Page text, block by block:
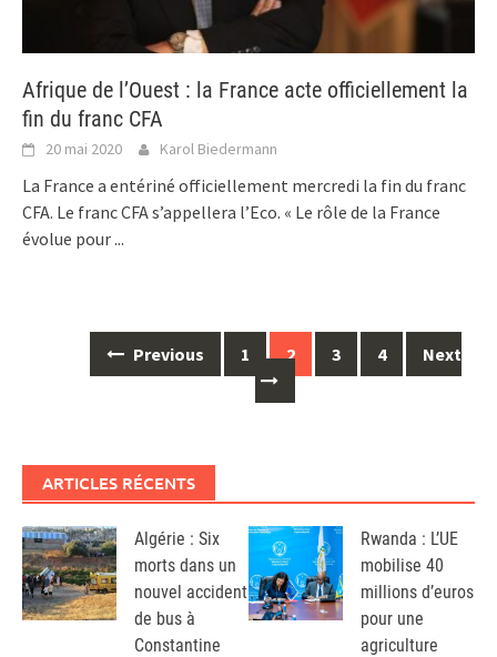
Afrique de l’Ouest : la France acte officiellement la
fin du franc CFA
20 mai 2020 Karol Biedermann
La France a entériné officiellement mercredi la fin du franc
CFA. Le franc CFA s’appellera l’Eco. « Le rôle de la France
évolue pour...
navigation
Previous 1 2 3 4 Next
ARTICLES RÉCENTS
Algérie : Six
morts dans un
nouvel accident
de bus à
Constantine
Rwanda : L’UE
mobilise 40
millions d’euros
pour une
agriculture